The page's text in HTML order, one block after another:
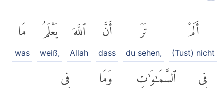
أَلَمْ
(Tust) nicht
تَرَ
du sehen,
أَنَّ
dass
ٱللَّهَ
Allah
يَعْلَمُ
weiß,
مَا
was
فِى ٱلسَّمَٰوَٰتِ وَمَا فِى